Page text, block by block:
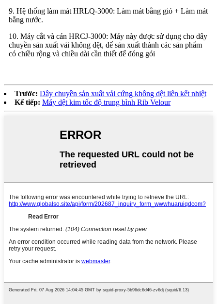
9. Hệ thống làm mát HRLQ-3000: Làm mát bằng gió + Làm mát
bằng nước.
10. Máy cắt và cán HRCJ-3000: Máy này được sử dụng cho dây
chuyền sản xuất vải không dệt, để sản xuất thành các sản phẩm
có chiều rộng và chiều dài cần thiết để đóng gói
Trước: Dây chuyền sản xuất vải cứng không dệt liên kết nhiệt
Kế tiếp: Máy dệt kim tốc độ trung bình Rib Velour